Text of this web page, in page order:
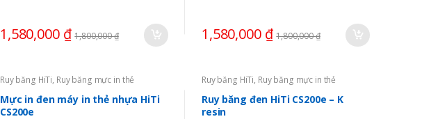
1,580,000 ₫ 1,800,000₫ 1,580,000 ₫ 1,800,000₫
Ruy băng HiTi, Ruy băng mực in thẻ
Mực in đen máy in thẻ nhựa HiTi
CS200e
Ruy băng HiTi, Ruy băng mực in thẻ
Ruy băng đen HiTi CS200e – K
resin